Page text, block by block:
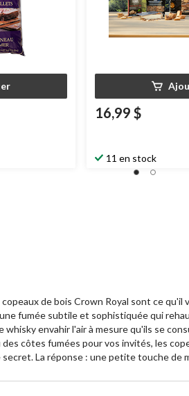
16,99 $
11 en stock
de bois Crown Royal sont ce
fumée subtile et sophistiquée qui
envahir l'air à mesure qu'ils se
côtes fumées pour vos invités, les
La réponse : une petite touche de